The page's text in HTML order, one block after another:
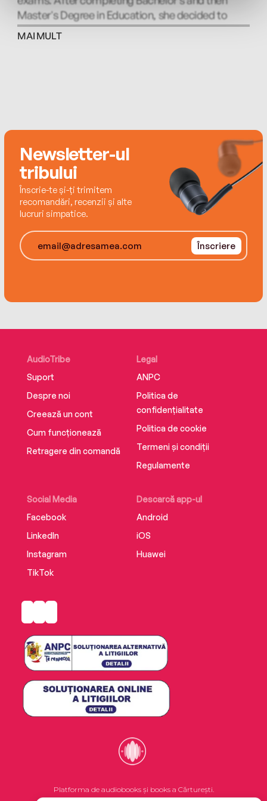
Master's Degree in Education, she decided to
write a novel and thus her career as a romance
author was born. Melanie is an ambassador for
MAI MULT
Newsletter-ul
tribului
Înscrie-te și-ți trimitem
recomandări, recenzii și alte
lucruri simpatice.
Înscriere
AudioTribe
Suport
Despre noi
Creează un cont
Cum funcționează
Retragere din comandă
Social Media
Facebook
LinkedIn
Instagram
TikTok
Descarcă app-ul
Android
iOS
Huawei
Legal
ANPC
Politica de
confidențialitate
Politica de cookie
Termeni și condiții
Regulamente
Platforma de audiobooks și books a Cărturești.